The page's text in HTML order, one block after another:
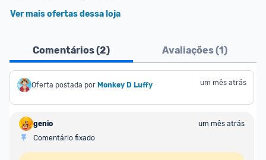
Ver mais ofertas dessa loja
Comentários (2) Avaliações (1)
Oferta postada por Monkey D Luffy um mês atrás
genio
um mês atrás
Comentário fixado